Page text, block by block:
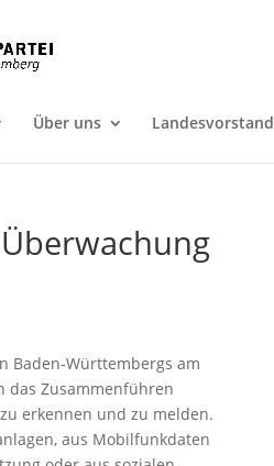
Über uns Landesvorstand
Baden-Württembergs am
das Zusammenführen
erkennen und zu melden.
aus Mobilfunkdaten